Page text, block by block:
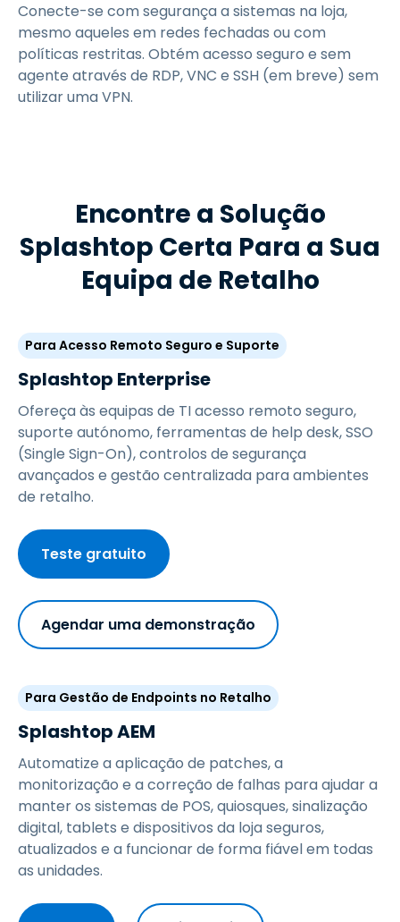
Conecte-se com segurança a sistemas na loja,
mesmo aqueles em redes fechadas ou com
políticas restritas. Obtém acesso seguro e sem
agente através de RDP, VNC e SSH (em breve) sem
utilizar uma VPN.
Encontre a Solução
Splashtop Certa Para a Sua
Equipa de Retalho
Para Acesso Remoto Seguro e Suporte
Splashtop Enterprise
Ofereça às equipas de TI acesso remoto seguro,
suporte autónomo, ferramentas de help desk, SSO
(Single Sign-On), controlos de segurança
avançados e gestão centralizada para ambientes
de retalho.
Teste gratuito
Agendar uma demonstração
Para Gestão de Endpoints no Retalho
Splashtop AEM
Automatize a aplicação de patches, a
monitorização e a correção de falhas para ajudar a
manter os sistemas de POS, quiosques, sinalização
digital, tablets e dispositivos da loja seguros,
atualizados e a funcionar de forma fiável em todas
as unidades.